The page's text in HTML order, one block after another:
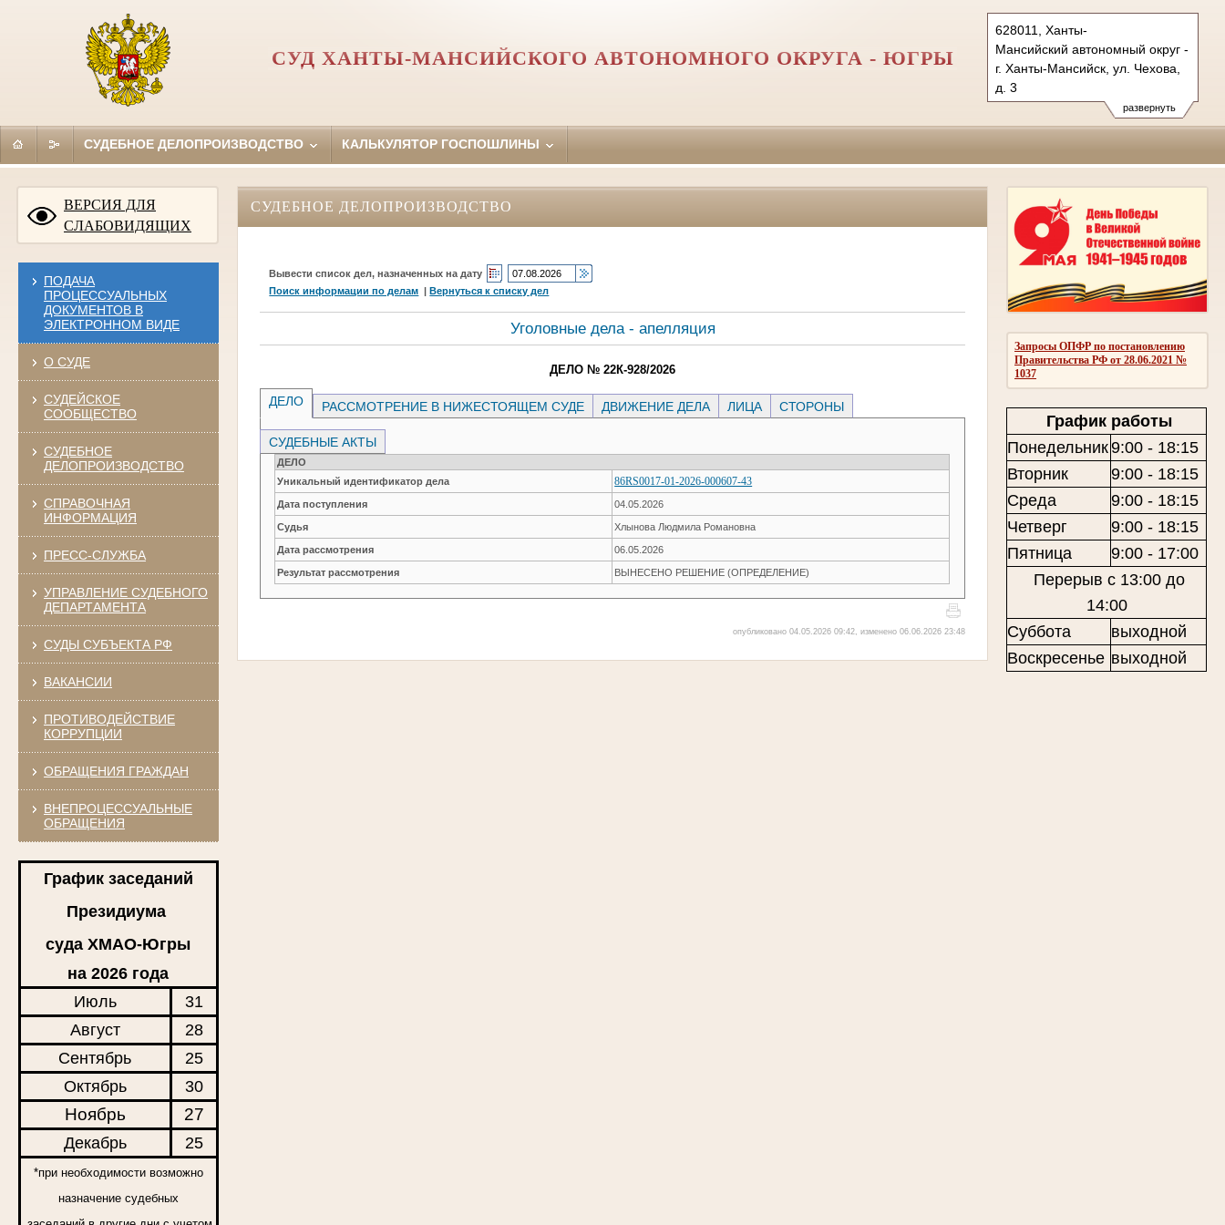
развернуть
628011, Ханты-
Мансийский автономный округ -
г. Ханты-Мансийск, ул. Чехова,
д. 3
Тел.: (3467) 350-687, 350-673,
350-700 (ф.)
oblsud.hmao@sudrf.ru
СУД ХАНТЫ-МАНСИЙСКОГО АВТОНОМНОГО ОКРУГА - ЮГРЫ
СУДЕБНОЕ ДЕЛОПРОИЗВОДСТВО КАЛЬКУЛЯТОР ГОСПОШЛИНЫ
ВЕРСИЯ ДЛЯ
СЛАБОВИДЯЩИХ
ПОДАЧА
ПРОЦЕССУАЛЬНЫХ
ДОКУМЕНТОВ В
ЭЛЕКТРОННОМ ВИДЕ
О СУДЕ
СУДЕЙСКОЕ
СООБЩЕСТВО
СУДЕБНОЕ
ДЕЛОПРОИЗВОДСТВО
СПРАВОЧНАЯ
ИНФОРМАЦИЯ
ПРЕСС-СЛУЖБА
УПРАВЛЕНИЕ СУДЕБНОГО
ДЕПАРТАМЕНТА
СУДЫ СУБЪЕКТА РФ
ВАКАНСИИ
ПРОТИВОДЕЙСТВИЕ
КОРРУПЦИИ
ОБРАЩЕНИЯ ГРАЖДАН
ВНЕПРОЦЕССУАЛЬНЫЕ
ОБРАЩЕНИЯ
График заседаний
Президиума
суда ХМАО-Югры
на 2026 года
Июль
31
Август
28
Сентябрь
25
Октябрь
30
Ноябрь 27
Декабрь 25
*при необходимости возможно
назначение судебных
Запросы ОПФР по постановлению
Правительства РФ от 28.06.2021 №
1037
График работы
Понедельник9:00 - 18:15
Вторник
9:00 - 18:15
Среда
9:00 - 18:15
Четверг
9:00 - 18:15
Пятница
9:00 - 17:00
Перерыв с 13:00 до
14:00
Суббота
выходной
Воскресенье выходной
СУДЕБНОЕ ДЕЛОПРОИЗВОДСТВО
Вывести список дел, назначенных на дату
Поиск информации по делам |Вернуться к списку дел
Уголовные дела - апелляция
ДЕЛО № 22К-928/2026
ДЕЛО РАССМОТРЕНИЕ В НИЖЕСТОЯЩЕМ СУДЕ ДВИЖЕНИЕ ДЕЛА ЛИЦА СТОРОНЫ
СУДЕБНЫЕ АКТЫ
ДЕЛО
Уникальный идентификатор дела
86RS0017-01-2026-000607-43
Дата поступления 04.05.2026
Судья Хлынова Людмила Романовна
Дата рассмотрения 06.05.2026
Результат рассмотрения ВЫНЕСЕНО РЕШЕНИЕ (ОПРЕДЕЛЕНИЕ)
опубликовано 04.05.2026 09:42, изменено 06.06.2026 23:48